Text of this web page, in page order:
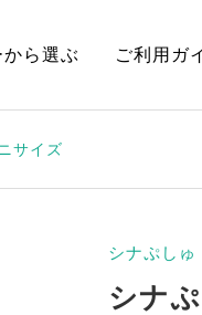
ら選ぶ ご利用ガ
サイズ
シナぷしゅ
シナ